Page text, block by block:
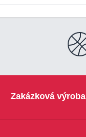
našich
Zakázková výroba